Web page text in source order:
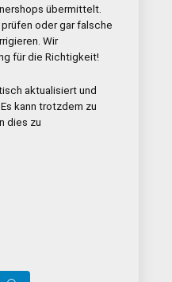
übermittelt.
oder gar falsche
Wir
für die Richtigkeit!
aktualisiert und
kann trotzdem zu
dies zu